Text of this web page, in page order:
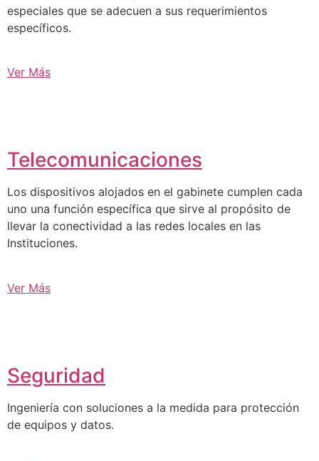
especiales que se adecuen a sus requerimientos
específicos.
Ver Más
Telecomunicaciones
Los dispositivos alojados en el gabinete cumplen cada
uno una función específica que sirve al propósito de
llevar la conectividad a las redes locales en las
Instituciones.
Ver Más
Seguridad
Ingeniería con soluciones a la medida para protección
de equipos y datos.